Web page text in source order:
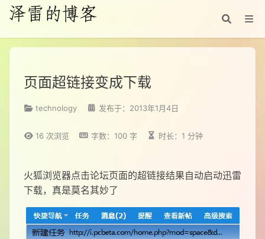
页面超链接变成下载
technology 发布于：2013年1月4日
16 次浏览 字数：100 字 时长：1 分钟
火狐浏览器点击论坛页面的超链接结果自动启动迅雷
下载，真是莫名其妙了